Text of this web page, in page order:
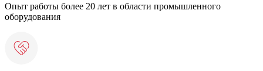
Опыт работы более 20 лет в области промышленного
оборудования